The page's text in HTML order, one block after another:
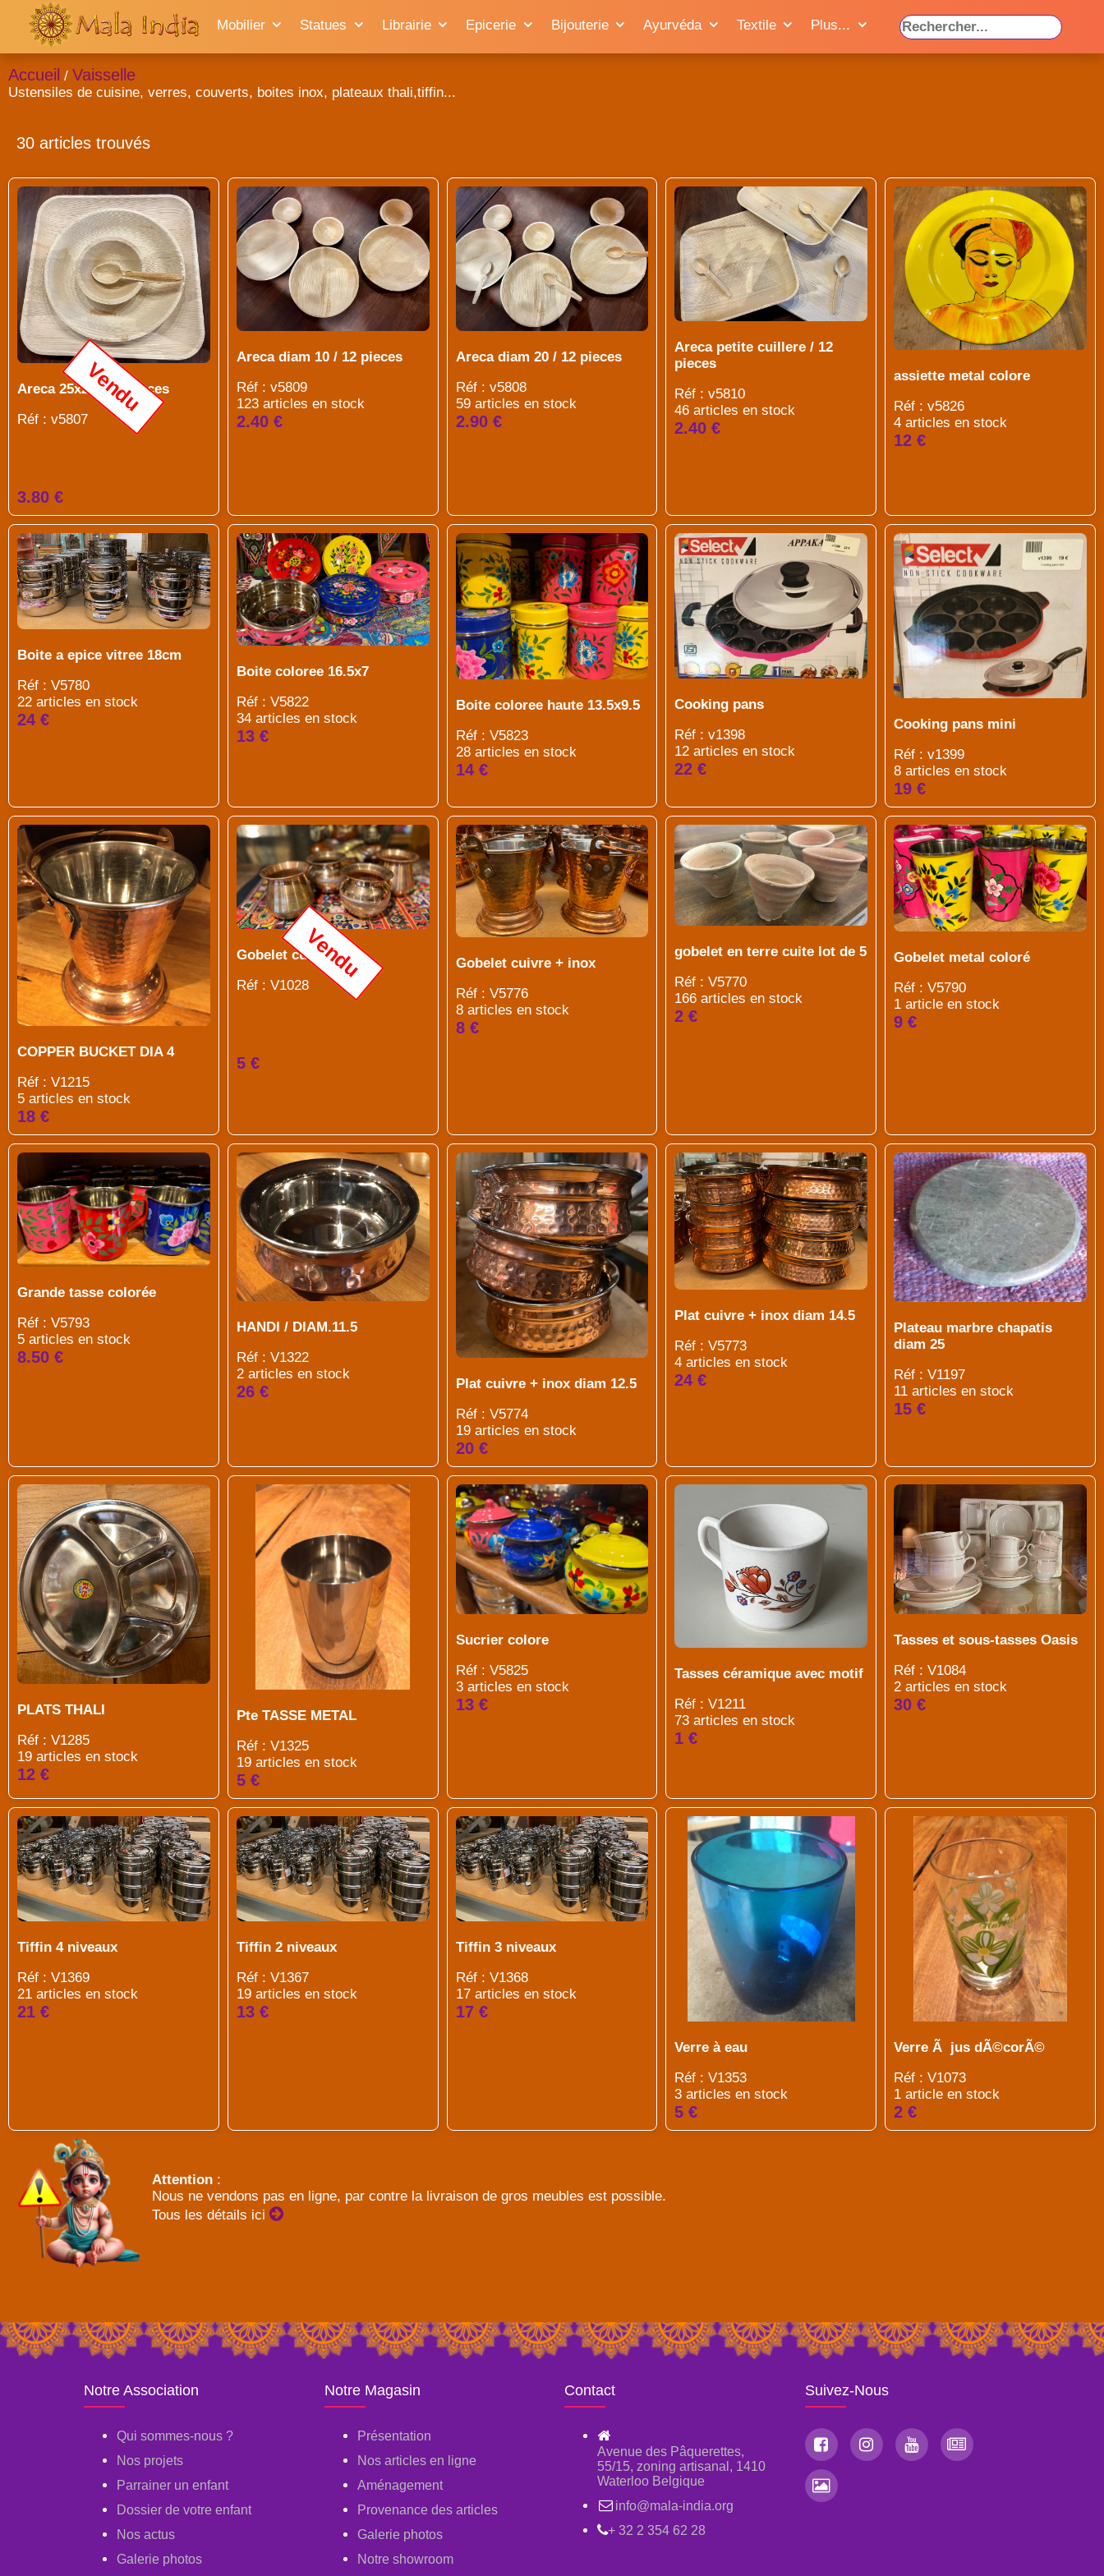
Mobilier Statues Librairie Epicerie Bijouterie Ayurvéda Textile Plus...
Accueil / Vaisselle
Ustensiles de cuisine, verres, couverts, boites inox, plateaux thali,tiffin...
30 articles trouvés
Areca 25x25 / 12 pieces
Réf : v5807
Vendu
3.80 €
Areca diam 10 / 12 pieces
Réf : v5809
123 articles en stock
2.40 €
Areca diam 20 / 12 pieces
Réf : v5808
59 articles en stock
2.90 €
Areca petite cuillere / 12
pieces
Réf : v5810
46 articles en stock
2.40 €
assiette metal colore
Réf : v5826
4 articles en stock
12 €
Boite a epice vitree 18cm
Réf : V5780
22 articles en stock
24 €
Boite coloree 16.5x7
Réf : V5822
34 articles en stock
13 €
Boite coloree haute 13.5x9.5
Réf : V5823
28 articles en stock
14 €
Cooking pans
Réf : v1398
12 articles en stock
22 €
Cooking pans mini
Réf : v1399
8 articles en stock
19 €
COPPER BUCKET DIA 4
Réf : V1215
5 articles en stock
18 €
Gobelet cuivre
Réf : V1028
Vendu
5 €
Gobelet cuivre + inox
Réf : V5776
8 articles en stock
8 €
gobelet en terre cuite lot de 5
Réf : V5770
166 articles en stock
2 €
Gobelet metal coloré
Réf : V5790
1 article en stock
9 €
Grande tasse colorée
Réf : V5793
5 articles en stock
8.50 €
HANDI / DIAM.11.5
Réf : V1322
2 articles en stock
26 €
Plat cuivre + inox diam 12.5
Réf : V5774
19 articles en stock
20 €
Plat cuivre + inox diam 14.5
Réf : V5773
4 articles en stock
24 €
Plateau marbre chapatis
diam 25
Réf : V1197
11 articles en stock
15 €
PLATS THALI
Réf : V1285
19 articles en stock
12 €
Pte TASSE METAL
Réf : V1325
19 articles en stock
5 €
Sucrier colore
Réf : V5825
3 articles en stock
13 €
Tasses céramique avec motif
Réf : V1211
73 articles en stock
1 €
Tasses et sous-tasses Oasis
Réf : V1084
2 articles en stock
30 €
Tiffin 4 niveaux
Réf : V1369
21 articles en stock
21 €
Tiffin 2 niveaux
Réf : V1367
19 articles en stock
13 €
Tiffin 3 niveaux
Réf : V1368
17 articles en stock
17 €
Verre à eau
Réf : V1353
3 articles en stock
5 €
Verre Ã jus dÃ©corÃ©
Réf : V1073
1 article en stock
2 €
Attention :
Nous ne vendons pas en ligne, par contre la livraison de gros meubles est possible.
Tous les détails ici
Notre Association
Qui sommes-nous ?
Nos projets
Parrainer un enfant
Dossier de votre enfant
Nos actus
Galerie photos
Notre Magasin
Présentation
Nos articles en ligne
Aménagement
Provenance des articles
Galerie photos
Notre showroom
Contact
Avenue des Pâquerettes,
55/15, zoning artisanal, 1410
Waterloo Belgique
info@mala-india.org
+ 32 2 354 62 28
Suivez-Nous